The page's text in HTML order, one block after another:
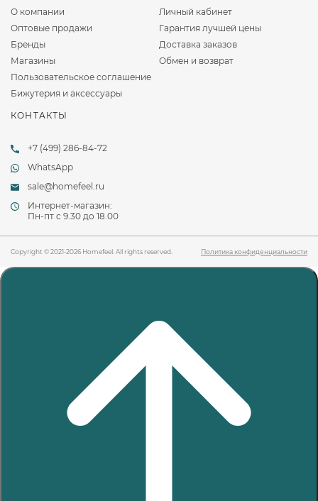
О компании
Оптовые продажи
Бренды
Магазины
Пользовательское соглашение
Бижутерия и аксессуары
Личный кабинет
Гарантия лучшей цены
Доставка заказов
Обмен и возврат
КОНТАКТЫ
+7 (499) 286-84-72
WhatsApp
sale@homefeel.ru
Интернет-магазин:
Пн-пт c 9.30 до 18.00
Copyright © 2021-2026 Homefeel. All rights reserved. Политика конфиденциальности